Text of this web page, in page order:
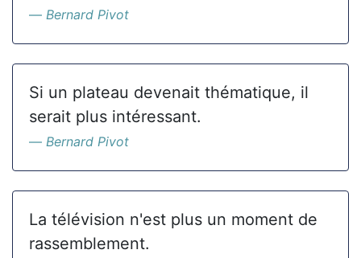
Bernard Pivot
Si un plateau devenait thématique, il
serait plus intéressant.
Bernard Pivot
La télévision n'est plus un moment de
rassemblement.